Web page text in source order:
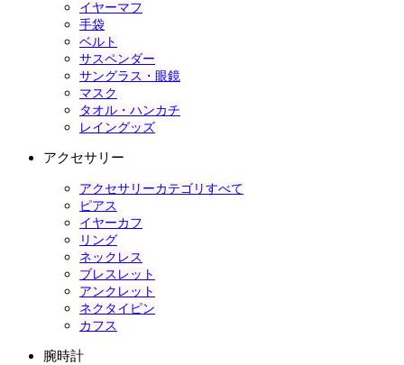
イヤーマフ
手袋
ベルト
サスペンダー
サングラス・眼鏡
マスク
タオル・ハンカチ
レイングッズ
アクセサリー
アクセサリーカテゴリすべて
ピアス
イヤーカフ
リング
ネックレス
ブレスレット
アンクレット
ネクタイピン
カフス
腕時計